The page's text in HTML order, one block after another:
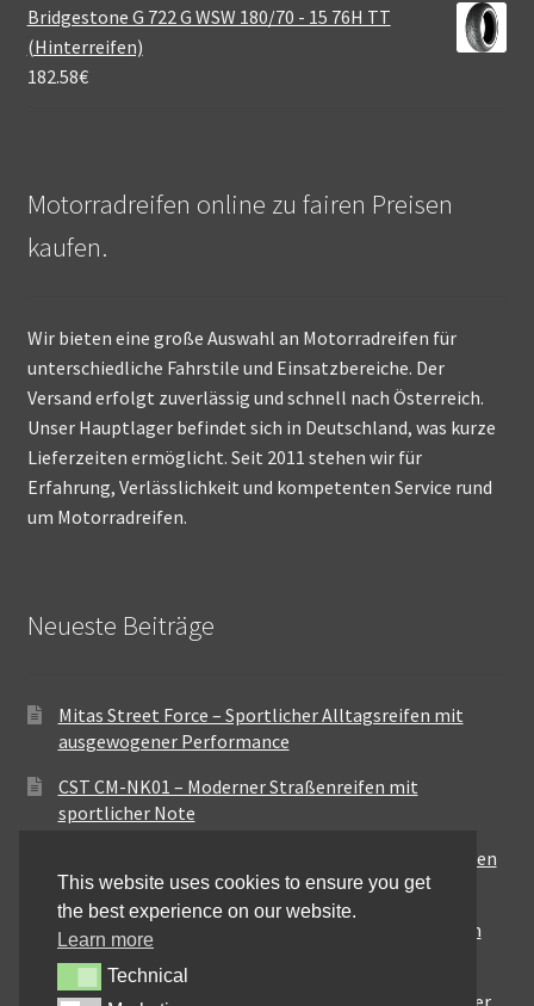
Bridgestone G 722 G WSW 180/70 - 15 76H TT
(Hinterreifen)
182.58€
Motorradreifen online zu fairen Preisen
kaufen.
Wir bieten eine große Auswahl an Motorradreifen für
unterschiedliche Fahrstile und Einsatzbereiche. Der
Versand erfolgt zuverlässig und schnell nach Österreich.
Unser Hauptlager befindet sich in Deutschland, was kurze
Lieferzeiten ermöglicht. Seit 2011 stehen wir für
Erfahrung, Verlässlichkeit und kompetenten Service rund
um Motorradreifen.
Neueste Beiträge
Mitas Street Force – Sportlicher Alltagsreifen mit
ausgewogener Performance
CST CM-NK01 – Moderner Straßenreifen mit
sportlicher Note
Maxxis MA-ST3 – Ausgewogener Sport-Touring-Reifen
für vielseitige Einsätze
Pirelli City Demon – Zuverlässigkeit für den urbanen
Alltag
Metzeler Perfect ME77 – Klassische Optik mit solider
This website uses cookies to ensure you get
the best experience on our website.
Learn more
TechnicalTechnical